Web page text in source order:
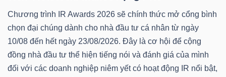
Chương trình IR Awards 2026 sẽ chính thức mở cổng bình
chọn đại chúng dành cho nhà đầu tư cá nhân từ ngày
10/08 đến hết ngày 23/08/2026. Đây là cơ hội để cộng
đồng nhà đầu tư thể hiện tiếng nói và đánh giá của mình
đối với các doanh nghiệp niêm yết có hoạt động IR nổi bật,